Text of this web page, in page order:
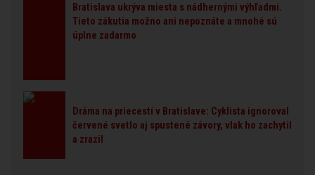
Bratislava ukrýva miesta s nádhernými výhľadmi.
Tieto zákutia možno ani nepoznáte a mnohé sú
úplne zadarmo
Dráma na priecestí v Bratislave: Cyklista ignoroval
červené svetlo aj spustené závory, vlak ho zachytil
a zrazil